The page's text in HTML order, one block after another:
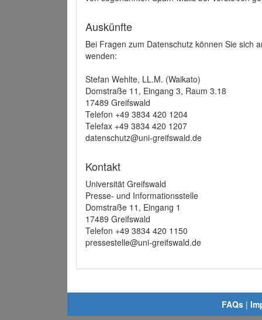
Auskünfte
Bei Fragen zum Datenschutz können Sie sich
wenden:
Stefan Wehlte, LL.M. (Waikato)
Domstraße 11, Eingang 3, Raum 3.18
17489 Greifswald
Telefon +49 3834 420 1204
Telefax +49 3834 420 1207
datenschutz@uni-greifswald.de
Kontakt
Universität Greifswald
Presse- und Informationsstelle
Domstraße 11, Eingang 1
17489 Greifswald
Telefon +49 3834 420 1150
pressestelle@uni-greifswald.de
FAQs |